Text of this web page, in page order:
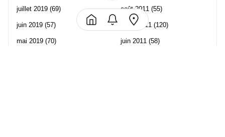
juillet 2019 (69)
juin 2019 (57)
mai 2019 (70)
août 2011 (55)
juillet 2011 (120)
juin 2011 (58)